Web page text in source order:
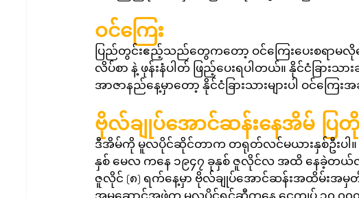
ဝင်ကြေး
ပြည်တွင်းဧည့်သည်တွေကတော့ ဝင်ကြေးပေးစရာမလို
လိပ်စာ နဲ့ ဖုန်းနံပါတ် ဖြည့်ပေးရပါတယ်။ နိုင်ငံခြား
အာဇာနည်နေ့မှာတော့ နိုင်ငံခြားသားများပါ ဝင်ကြေ
ဗိုလ်ချုပ်အောင်ဆန်းနေအိမ် ပြ
ဒီအိမ်ကို မူလပိုင်ဆိုင်တာက တရုတ်လင်မယားနှစ်ဦးပါ။
နှစ် မေလ ကနေ ၁၉၄၇ ခုနှစ် ဇူလိုင်လ အထိ နေခဲ့တယ်
ဇူလိုင် (၈) ရက်နေ့မှာ ဗိုလ်ချုပ်အောင်ဆန်းအထိမ်းအမှတ်